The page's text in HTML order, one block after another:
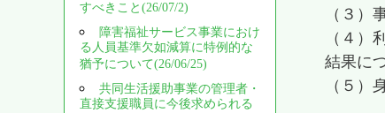
（３）
（４）
結果に
（５）
すべきこと(26/07/2)
障害福祉サービス事業におけ
る人員基準欠如減算に特例的な
猶予について(26/06/25)
共同生活援助事業の管理者・
直接支援職員に今後求められる